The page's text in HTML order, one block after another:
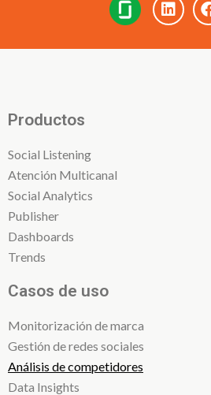
Productos
Social Listening
Atención Multicanal
Social Analytics
Publisher
Dashboards
Trends
Casos de uso
Monitorización de marca
Gestión de redes sociales
Análisis de competidores
Data Insights